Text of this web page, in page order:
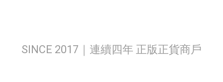
SINCE 2017｜連續四年 正版正貨商戶